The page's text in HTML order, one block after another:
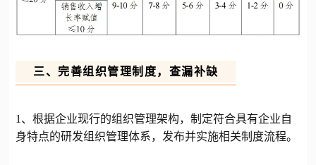
三、完善组织管理制度，查漏补缺
1、根据企业现行的组织管理架构，制定符合具有企业自
身特点的研发组织管理体系，发布并实施相关制度流程。